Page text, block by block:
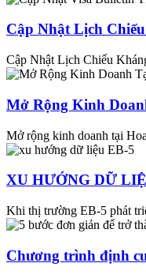
Cập Nhật Lịch
Cập Nhật Lịch Chiếu
Mở Rộng Kinh
Mở rộng kinh doanh tại
XU HƯỚNG DỮ
Khi thị trường EB-5 phát
Chương trình định